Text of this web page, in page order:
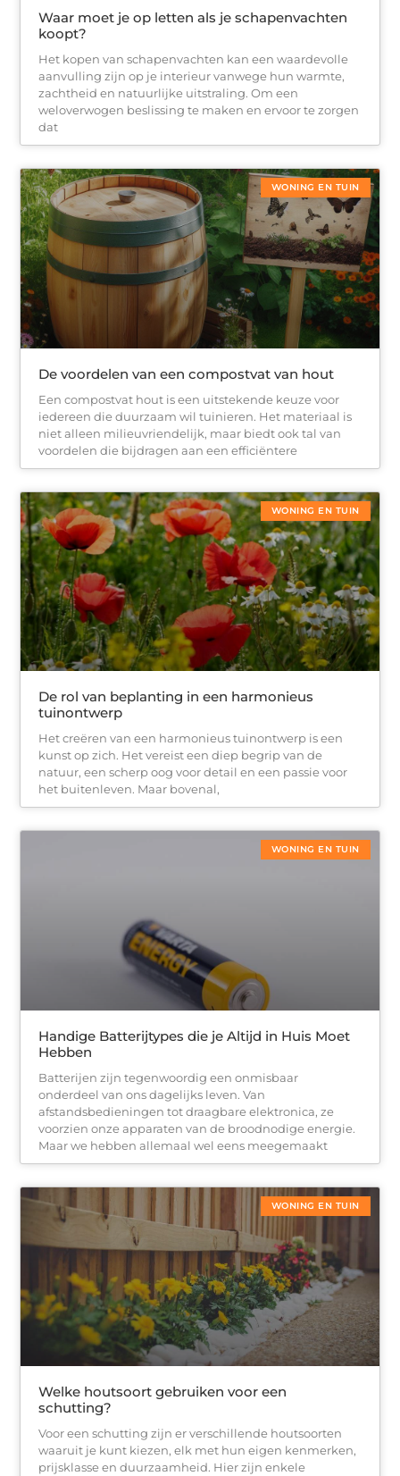
Waar moet je op letten als je schapenvachten
koopt?
Het kopen van schapenvachten kan een waardevolle
aanvulling zijn op je interieur vanwege hun warmte,
zachtheid en natuurlijke uitstraling. Om een
weloverwogen beslissing te maken en ervoor te zorgen
dat
WONING EN TUIN
De voordelen van een compostvat van hout
Een compostvat hout is een uitstekende keuze voor
iedereen die duurzaam wil tuinieren. Het materiaal is
niet alleen milieuvriendelijk, maar biedt ook tal van
voordelen die bijdragen aan een efficiëntere
WONING EN TUIN
De rol van beplanting in een harmonieus
tuinontwerp
Het creëren van een harmonieus tuinontwerp is een
kunst op zich. Het vereist een diep begrip van de
natuur, een scherp oog voor detail en een passie voor
het buitenleven. Maar bovenal,
WONING EN TUIN
Handige Batterijtypes die je Altijd in Huis Moet
Hebben
Batterijen zijn tegenwoordig een onmisbaar
onderdeel van ons dagelijks leven. Van
afstandsbedieningen tot draagbare elektronica, ze
voorzien onze apparaten van de broodnodige energie.
Maar we hebben allemaal wel eens meegemaakt
WONING EN TUIN
Welke houtsoort gebruiken voor een
schutting?
Voor een schutting zijn er verschillende houtsoorten
waaruit je kunt kiezen, elk met hun eigen kenmerken,
prijsklasse en duurzaamheid. Hier zijn enkele